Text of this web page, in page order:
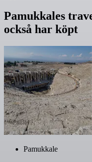
Pamukkales
också har köpt
Pamukkale